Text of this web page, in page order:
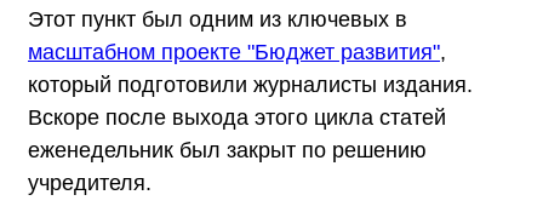
Этот пункт был одним из ключевых в
масштабном проекте "Бюджет развития",
который подготовили журналисты издания.
Вскоре после выхода этого цикла статей
еженедельник был закрыт по решению
учредителя.